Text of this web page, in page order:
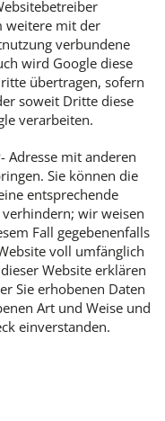
weitere mit der
verbundene
wird Google diese
übertragen, sofern
soweit Dritte diese
verarbeiten.
Adresse mit anderen
Sie können die
entsprechende
wir weisen
Fall gegebenenfalls
voll umfänglich
Website erklären
Sie erhobenen Daten
Art und Weise und
einverstanden.